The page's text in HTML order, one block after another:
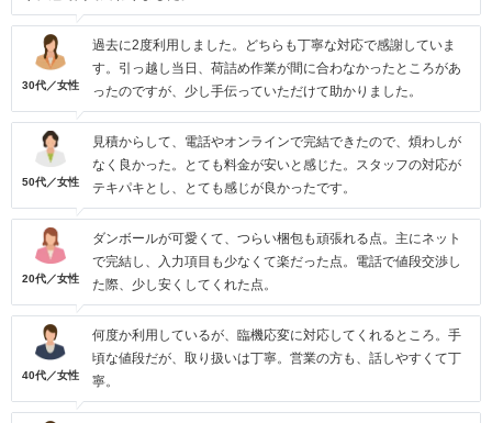
30代／女性
過去に2度利用しました。どちらも丁寧な対応で感謝していま
す。引っ越し当日、荷詰め作業が間に合わなかったところがあ
ったのですが、少し手伝っていただけて助かりました。
50代／女性
見積からして、電話やオンラインで完結できたので、煩わしが
なく良かった。とても料金が安いと感じた。スタッフの対応が
テキパキとし、とても感じが良かったです。
20代／女性
ダンボールが可愛くて、つらい梱包も頑張れる点。主にネット
で完結し、入力項目も少なくて楽だった点。電話で値段交渉し
た際、少し安くしてくれた点。
40代／女性
何度か利用しているが、臨機応変に対応してくれるところ。手
頃な値段だが、取り扱いは丁寧。営業の方も、話しやすくて丁
寧。